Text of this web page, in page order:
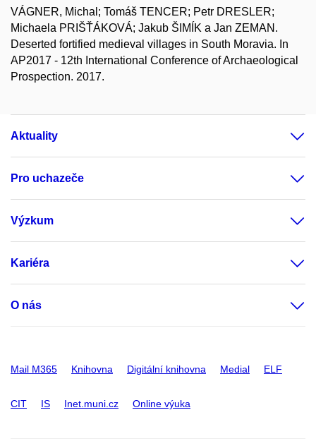
VÁGNER, Michal; Tomáš TENCER; Petr DRESLER;
Michaela PRIŠŤÁKOVÁ; Jakub ŠIMÍK a Jan ZEMAN.
Deserted fortified medieval villages in South Moravia. In
AP2017 - 12th International Conference of Archaeological
Prospection. 2017.
Aktuality
Pro uchazeče
Výzkum
Kariéra
O nás
Mail M365 Knihovna Digitální knihovna Medial ELF
CIT IS Inet.muni.cz Online výuka